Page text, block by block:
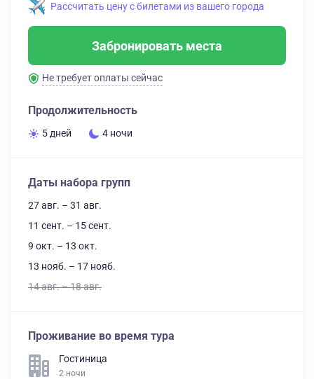
Рассчитать цену с билетами из вашего города
Забронировать места
Не требует оплаты сейчас
Продолжительность
5 дней 4 ночи
Даты набора групп
27 авг. – 31 авг.
11 сент. – 15 сент.
9 окт. – 13 окт.
13 нояб. – 17 нояб.
14 авг. – 18 авг.
Проживание во время тура
Гостиница
2 ночи